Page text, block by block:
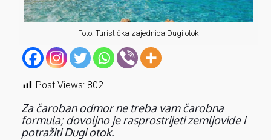
Foto: Turistička zajednica Dugi otok
Post Views: 802
Za čaroban odmor ne treba vam čarobna
formula; dovoljno je rasprostrijeti zemljovide i
potražiti Dugi otok.